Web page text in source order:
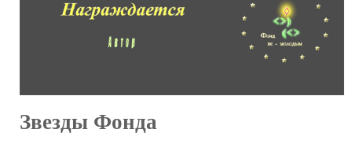
Звезды Фонда